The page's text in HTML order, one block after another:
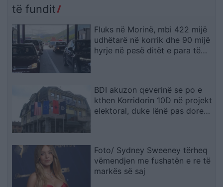
të fundit
Fluks në Morinë, mbi 422 mijë
udhëtarë në korrik dhe 90 mijë
hyrje në pesë ditët e para të
BDI akuzon qeverinë se po e
kthen Korridorin 10D në projekt
elektoral, duke lënë pas dore
Foto/ Sydney Sweeney tërheq
vëmendjen me fushatën e re të
markës së saj